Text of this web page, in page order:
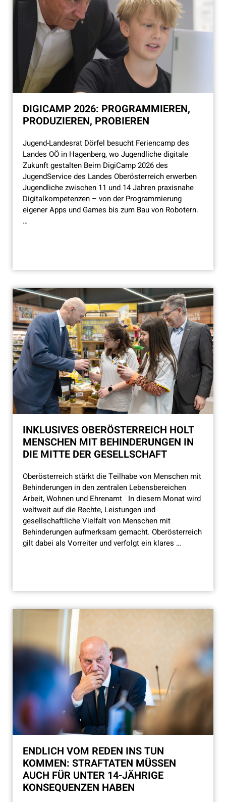
DIGICAMP 2026: PROGRAMMIEREN,
PRODUZIEREN, PROBIEREN
Jugend-Landesrat Dörfel besucht Feriencamp des
Landes OÖ in Hagenberg, wo Jugendliche digitale
Zukunft gestalten Beim DigiCamp 2026 des
JugendService des Landes Oberösterreich erwerben
Jugendliche zwischen 11 und 14 Jahren praxisnahe
Digitalkompetenzen – von der Programmierung
eigener Apps und Games bis zum Bau von Robotern.
…
INKLUSIVES OBERÖSTERREICH HOLT
MENSCHEN MIT BEHINDERUNGEN IN
DIE MITTE DER GESELLSCHAFT
Oberösterreich stärkt die Teilhabe von Menschen mit
Behinderungen in den zentralen Lebensbereichen
Arbeit, Wohnen und Ehrenamt In diesem Monat wird
weltweit auf die Rechte, Leistungen und
gesellschaftliche Vielfalt von Menschen mit
Behinderungen aufmerksam gemacht. Oberösterreich
gilt dabei als Vorreiter und verfolgt ein klares …
ENDLICH VOM REDEN INS TUN
KOMMEN: STRAFTATEN MÜSSEN
AUCH FÜR UNTER 14-JÄHRIGE
KONSEQUENZEN HABEN